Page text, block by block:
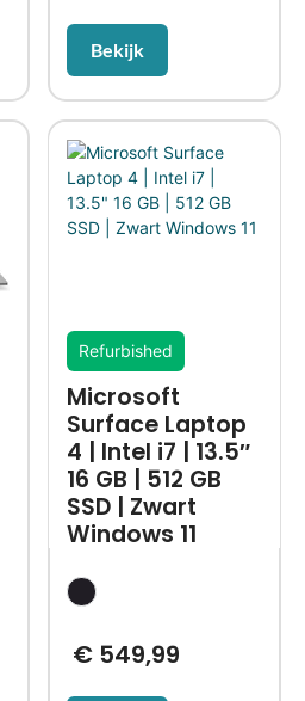
Bekijk
Refurbished
Microsoft
Surface Laptop
4 | Intel i7 | 13.5″
16 GB | 512 GB
SSD | Zwart
Windows 11
€ 549,99